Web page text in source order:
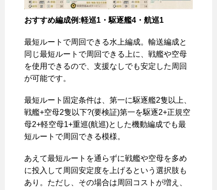
おすすめ編成例:軽巡1・駆逐艦4・航巡1
最短ルートで周回できる水上編成。輸送編成と
同じ最短ルートで周回できる上に、戦艦や空母
を使用できるので、支援なしでも安定した周回
が可能です。
最短ルート固定条件は、第一に駆逐艦2隻以上、
戦艦+空母2隻以下?(要検証)第一を駆逐2+正規空
母2+軽空母1+重巡(航巡)とした機動編成でも最
短ルートで周回できる模様。
あえて最短ルートを通らずに戦艦や空母を多め
に投入して周回安定度を上げるという選択肢も
あり。ただし、その場合は周回コストが増え、